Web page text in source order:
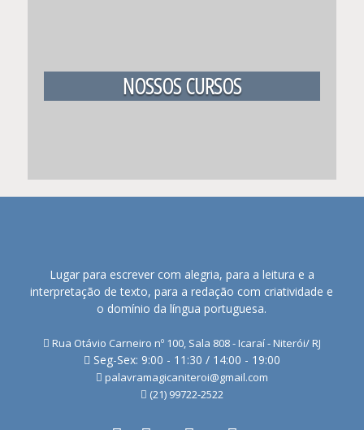
NOSSOS CURSOS
Lugar para escrever com alegria, para a leitura e a
interpretação de texto, para a redação com criatividade e
o domínio da língua portuguesa.
Rua Otávio Carneiro nº 100, Sala 808 - Icaraí - Niterói/ RJ
Seg-Sex: 9:00 - 11:30 / 14:00 - 19:00
palavramagicaniteroi@gmail.com
(21) 99722-2522